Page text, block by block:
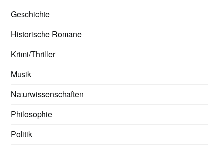
Geschichte
Historische Romane
Krimi/Thriller
Musik
Naturwissenschaften
Philosophie
Politik